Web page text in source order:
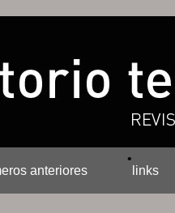
anteriores
•
links